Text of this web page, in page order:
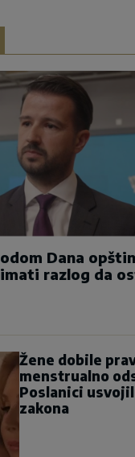
Dana
razlog da
Žene dobile
menstrualno
Poslanici
zakona